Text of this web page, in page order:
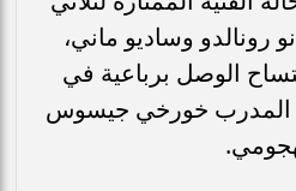
رونالدو وساديو ماني،
الوصل برباعية في
المدرب خورخي جيسوس